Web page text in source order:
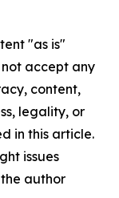
"as is"
accept any
content,
legality, or
in this article.
issues
author